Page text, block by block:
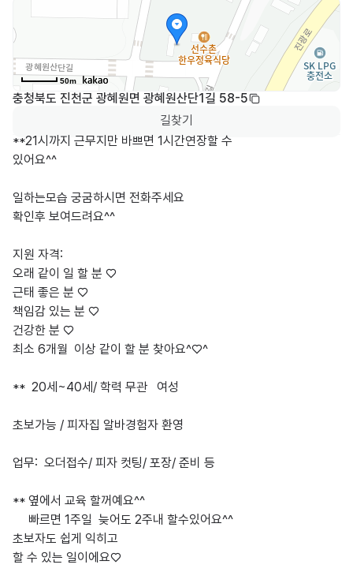
50m
충청북도 진천군 광혜원면 광혜원산단1길 58-5
길찾기
**21시까지 근무지만 바쁘면 1시간연장할 수
있어요^^
일하는모습 궁굼하시면 전화주세요
확인후 보여드려요^^
지원 자격:
오래 같이 일 할 분 ♡
근태 좋은 분 ♡
책임감 있는 분 ♡
건강한 분 ♡
최소 6개월  이상 같이 할 분 찾아요^♡^
**  20세~40세/ 학력 무관   여성
초보가능 / 피자집 알바경험자 환영
업무:  오더접수/ 피자 컷팅/ 포장/ 준비 등
** 옆에서 교육 할꺼예요^^
초보자도 쉽게 익히고
할 수 있는 일이에요♡